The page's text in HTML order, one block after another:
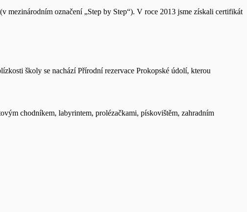
mezinárodním označení „Step by Step“). V roce 2013 jsme získali certifikát
školy se nachází Přírodní rezervace Prokopské údolí, kterou
chodníkem, labyrintem, prolézačkami, pískovištěm, zahradním